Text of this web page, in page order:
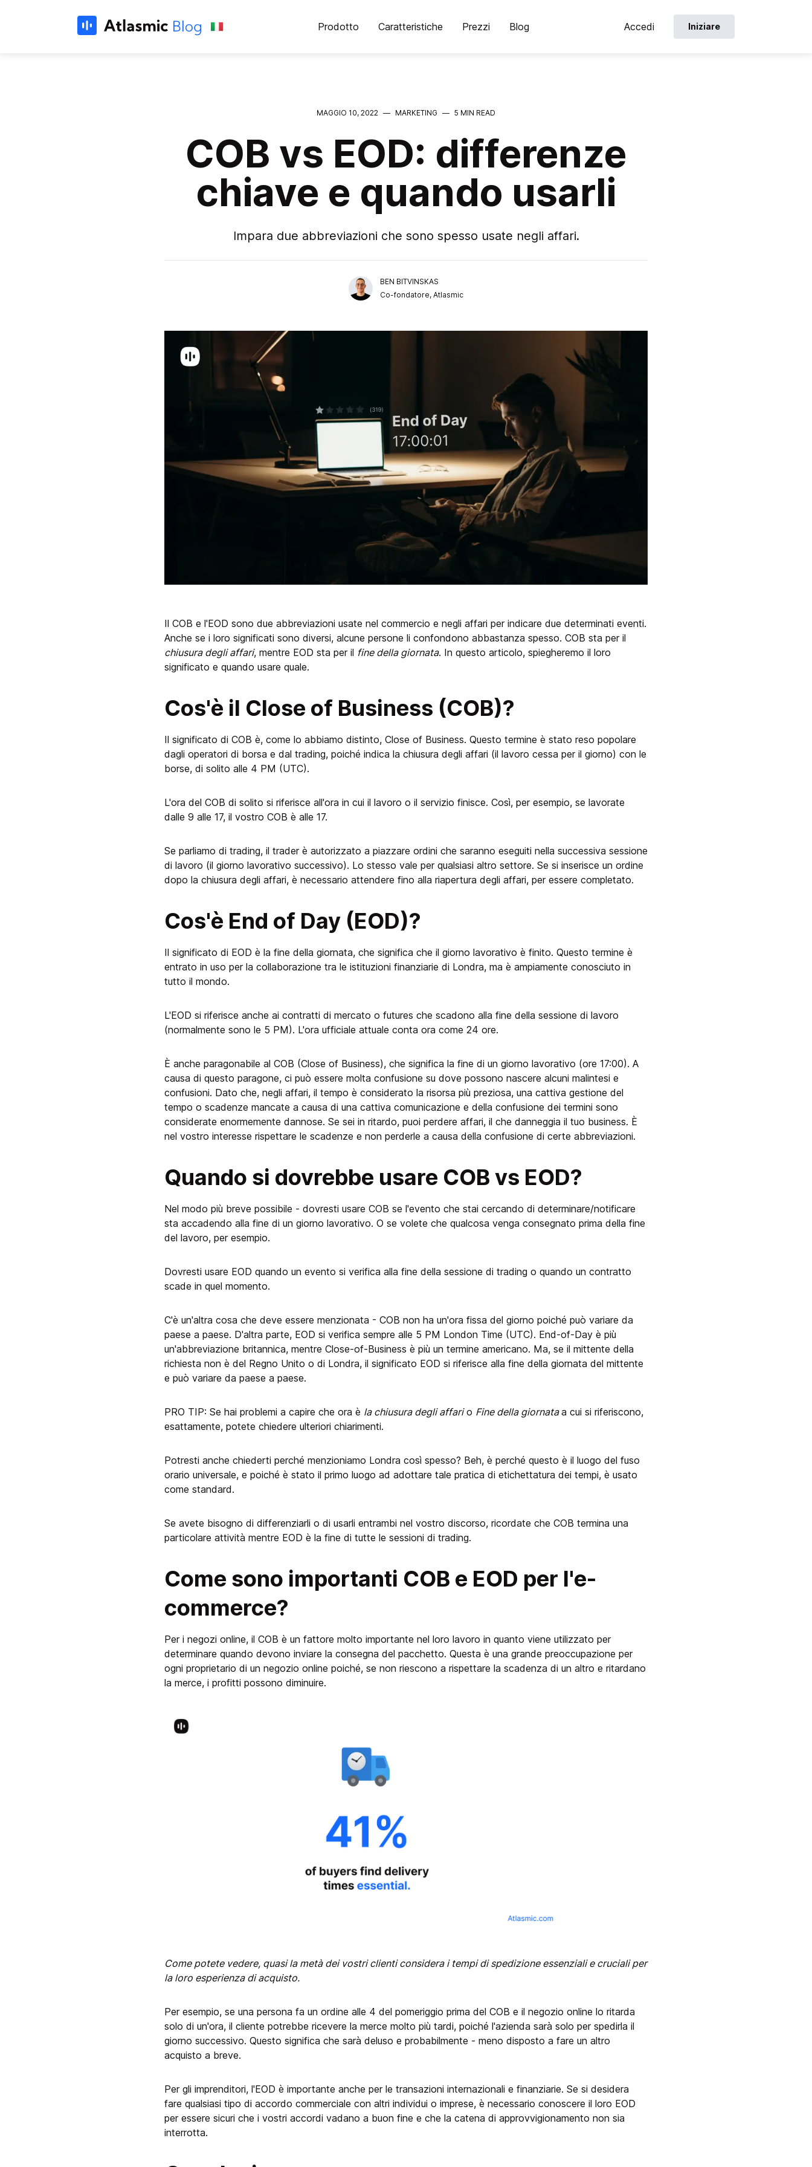
Prodotto Caratteristiche Prezzi Blog Accedi Iniziare
MAGGIO 10, 2022 — MARKETING — 5 MIN READ
COB vs EOD: differenze
chiave e quando usarli
Impara due abbreviazioni che sono spesso usate negli affari.
BEN BITVINSKAS
Co-fondatore, Atlasmic
Il COB e l'EOD sono due abbreviazioni usate nel commercio e negli affari per indicare due determinati eventi.
Anche se i loro significati sono diversi, alcune persone li confondono abbastanza spesso. COB sta per il
chiusura degli affari, mentre EOD sta per il fine della giornata. In questo articolo, spiegheremo il loro
significato e quando usare quale.
Cos'è il Close of Business (COB)?
Il significato di COB è, come lo abbiamo distinto, Close of Business. Questo termine è stato reso popolare
dagli operatori di borsa e dal trading, poiché indica la chiusura degli affari (il lavoro cessa per il giorno) con le
borse, di solito alle 4 PM (UTC).
L'ora del COB di solito si riferisce all'ora in cui il lavoro o il servizio finisce. Così, per esempio, se lavorate
dalle 9 alle 17, il vostro COB è alle 17.
Se parliamo di trading, il trader è autorizzato a piazzare ordini che saranno eseguiti nella successiva sessione
di lavoro (il giorno lavorativo successivo). Lo stesso vale per qualsiasi altro settore. Se si inserisce un ordine
dopo la chiusura degli affari, è necessario attendere fino alla riapertura degli affari, per essere completato.
Cos'è End of Day (EOD)?
Il significato di EOD è la fine della giornata, che significa che il giorno lavorativo è finito. Questo termine è
entrato in uso per la collaborazione tra le istituzioni finanziarie di Londra, ma è ampiamente conosciuto in
tutto il mondo.
L'EOD si riferisce anche ai contratti di mercato o futures che scadono alla fine della sessione di lavoro
(normalmente sono le 5 PM). L'ora ufficiale attuale conta ora come 24 ore.
È anche paragonabile al COB (Close of Business), che significa la fine di un giorno lavorativo (ore 17:00). A
causa di questo paragone, ci può essere molta confusione su dove possono nascere alcuni malintesi e
confusioni. Dato che, negli affari, il tempo è considerato la risorsa più preziosa, una cattiva gestione del
tempo o scadenze mancate a causa di una cattiva comunicazione e della confusione dei termini sono
considerate enormemente dannose. Se sei in ritardo, puoi perdere affari, il che danneggia il tuo business. È
nel vostro interesse rispettare le scadenze e non perderle a causa della confusione di certe abbreviazioni.
Quando si dovrebbe usare COB vs EOD?
Nel modo più breve possibile - dovresti usare COB se l'evento che stai cercando di determinare/notificare
sta accadendo alla fine di un giorno lavorativo. O se volete che qualcosa venga consegnato prima della fine
del lavoro, per esempio.
Dovresti usare EOD quando un evento si verifica alla fine della sessione di trading o quando un contratto
scade in quel momento.
C'è un'altra cosa che deve essere menzionata - COB non ha un'ora fissa del giorno poiché può variare da
paese a paese. D'altra parte, EOD si verifica sempre alle 5 PM London Time (UTC). End-of-Day è più
un'abbreviazione britannica, mentre Close-of-Business è più un termine americano. Ma, se il mittente della
richiesta non è del Regno Unito o di Londra, il significato EOD si riferisce alla fine della giornata del mittente
e può variare da paese a paese.
PRO TIP: Se hai problemi a capire che ora è la chiusura degli affario Fine della giornataa cui si riferiscono,
esattamente, potete chiedere ulteriori chiarimenti.
Potresti anche chiederti perché menzioniamo Londra così spesso? Beh, è perché questo è il luogo del fuso
orario universale, e poiché è stato il primo luogo ad adottare tale pratica di etichettatura dei tempi, è usato
come standard.
Se avete bisogno di differenziarli o di usarli entrambi nel vostro discorso, ricordate che COB termina una
particolare attività mentre EOD è la fine di tutte le sessioni di trading.
Come sono importanti COB e EOD per l'e-
commerce?
Per i negozi online, il COB è un fattore molto importante nel loro lavoro in quanto viene utilizzato per
determinare quando devono inviare la consegna del pacchetto. Questa è una grande preoccupazione per
ogni proprietario di un negozio online poiché, se non riescono a rispettare la scadenza di un altro e ritardano
la merce, i profitti possono diminuire.
Come potete vedere, quasi la metà dei vostri clienti considera i tempi di spedizione essenziali e cruciali per
la loro esperienza di acquisto.
Per esempio, se una persona fa un ordine alle 4 del pomeriggio prima del COB e il negozio online lo ritarda
solo di un'ora, il cliente potrebbe ricevere la merce molto più tardi, poiché l'azienda sarà solo per spedirla il
giorno successivo. Questo significa che sarà deluso e probabilmente - meno disposto a fare un altro
acquisto a breve.
Per gli imprenditori, l'EOD è importante anche per le transazioni internazionali e finanziarie. Se si desidera
fare qualsiasi tipo di accordo commerciale con altri individui o imprese, è necessario conoscere il loro EOD
per essere sicuri che i vostri accordi vadano a buon fine e che la catena di approvvigionamento non sia
interrotta.